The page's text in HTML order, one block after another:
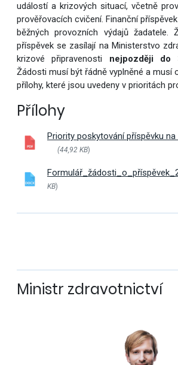
událostí a krizových situací, včetně
prověřovacích cvičení. Finanční
běžných provozních výdajů žadatele.
příspěvek se zasílají na Ministerstvo
krizové připravenosti nejpozději do
Žádosti musí být řádně vyplněné a musí
přílohy, které jsou uvedeny v prioritách
Přílohy
Priority poskytování příspěvku
(44,92 KB)
KB)
Ministr zdravotnictví